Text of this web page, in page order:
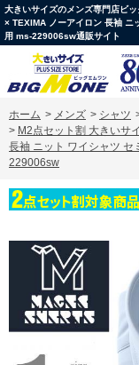
大きいサイズのメンズ専門店ビ
× TEXIMA ノーアイロン 長袖 ニ
用 ms-229006sw通販サイト
ホーム > メンズ > シャツ
> M2点セット割 大きいサ
長袖 ニット ワイシャツ セ
229006sw